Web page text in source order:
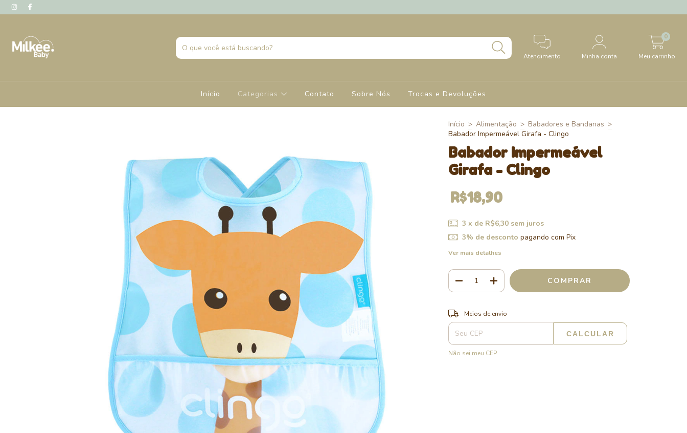
Atendimento Minha conta Meu carrinho
0
Início Categorias Contato Sobre Nós Trocas e Devoluções
Início > Alimentação > Babadores e Bandanas >
Babador Impermeável Girafa - Clingo
Babador Impermeável
Girafa - Clingo
R$18,90
3 x de R$6,30 sem juros
3% de desconto pagando com Pix
Ver mais detalhes
Entregas para o CEP:
Meios de envio
CALCULAR
Não sei meu CEP